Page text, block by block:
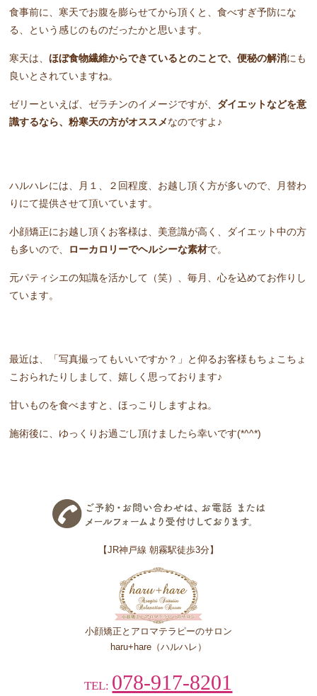
食事前に、寒天でお腹を膨らせてから頂くと、食べすぎ予防にな
る、という感じのものだったかと思います。
寒天は、ほぼ食物繊維からできているとのことで、便秘の解消にも
良いとされていますね。
ゼリーといえば、ゼラチンのイメージですが、 ダイエットなどを意
識するなら、粉寒天の方がオススメなのですよ♪
ハルハレには、月１、２回程度、お越し頂く方が多いので、月替わ
りにて提供させて頂いています。
小顔矯正にお越し頂くお客様は、美意識が高く、ダイエット中の方
も多いので、 ローカロリーでヘルシーな素材で。
元パティシエの知識を活かして（笑）、毎月、心を込めてお作りし
ています。
最近は、「写真撮ってもいいですか？」と仰るお客様もちょこちょ
こおられたりしまして、嬉しく思っております♪
甘いものを食べますと、ほっこりしますよね。
施術後に、ゆっくりお過ごし頂けましたら幸いです(*^^*)
【JR神戸線 朝霧駅徒歩3分】
小顔矯正とアロマテラピーのサロン
haru+hare（ハルハレ）
TEL: 078-917-8201